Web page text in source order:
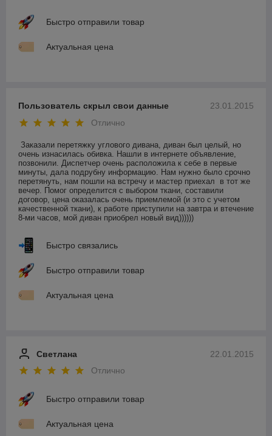
Быстро отправили товар
Актуальная цена
23.01.2015
Пользователь скрыл свои данные
Отлично
Заказали перетяжку углового дивана, диван был целый, но
очень изнасилась обивка. Нашли в интернете объявление,
позвонили. Диспетчер очень расположила к себе в первые
минуты, дала подрубну информацию. Нам нужно было срочно
перетянуть, нам пошли на встречу и мастер приехал  в тот же
вечер. Помог определится с выбором ткани, составили
договор, цена оказалась очень приемлемой (и это с учетом
качественной ткани), к работе приступили на завтра и втечение
8-ми часов, мой диван приобрел новый вид))))))
Быстро связались
Быстро отправили товар
Актуальная цена
22.01.2015
Светлана
Отлично
Быстро отправили товар
Актуальная цена